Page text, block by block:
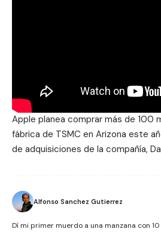
Apple planea comprar más de 100
fábrica de TSMC en Arizona este
de adquisiciones de la compañía,
Alfonso Sanchez Gutierrez
Dí mi primer muerdo a una manzana con 10